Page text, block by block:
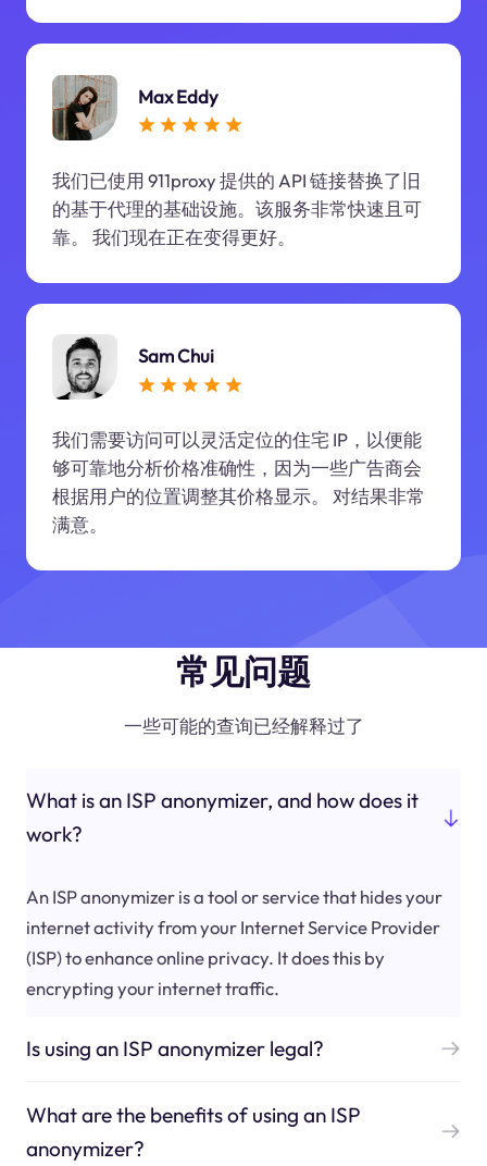
Max Eddy
我们已使用 911proxy 提供的 API 链接替换了旧
的基于代理的基础设施。该服务非常快速且可
靠。 我们现在正在变得更好。
Sam Chui
我们需要访问可以灵活定位的住宅 IP，以便能
够可靠地分析价格准确性，因为一些广告商会
根据用户的位置调整其价格显示。 对结果非常
满意。
常见问题
一些可能的查询已经解释过了
What is an ISP anonymizer, and how does it
work?
An ISP anonymizer is a tool or service that hides your
internet activity from your Internet Service Provider
(ISP) to enhance online privacy. It does this by
encrypting your internet traffic.
Is using an ISP anonymizer legal?
What are the benefits of using an ISP
anonymizer?